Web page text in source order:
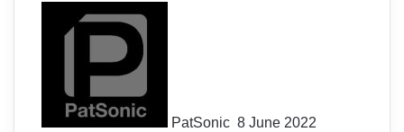
PatSonic 8 June 2022